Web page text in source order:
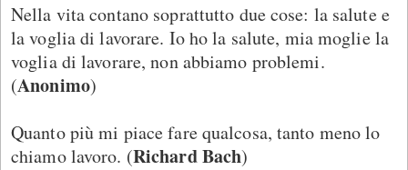
Nella vita contano soprattutto due cose: la salute e
la voglia di lavorare. Io ho la salute, mia moglie la
voglia di lavorare, non abbiamo problemi.
(Anonimo)
Quanto più mi piace fare qualcosa, tanto meno lo
chiamo lavoro. (Richard Bach)